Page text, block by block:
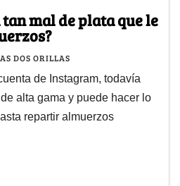
mal de plata que le
DOS ORILLAS
de Instagram, todavía
alta gama y puede hacer lo
repartir almuerzos